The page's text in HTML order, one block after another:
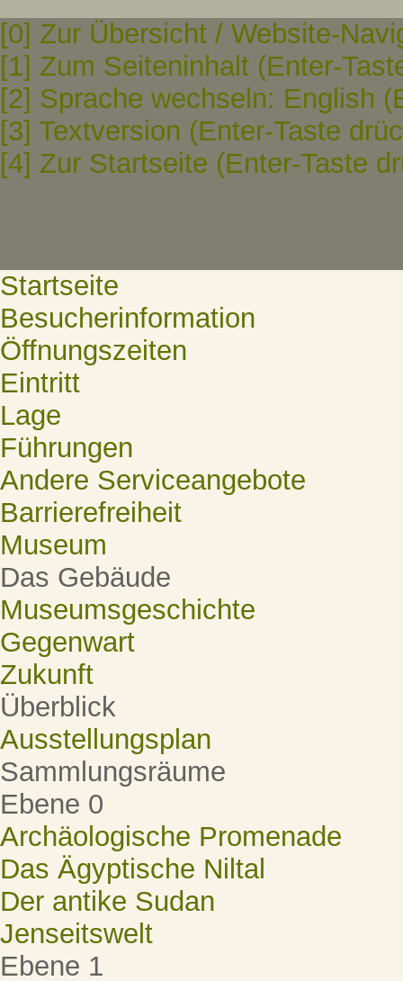
[0] Zur Übersicht / Website-
[1] Zum Seiteninhalt (Enter-
[2] Sprache wechseln: English
[3] Textversion (Enter-Taste
[4] Zur Startseite (Enter-Taste
Startseite
Besucherinformation
Öffnungszeiten
Eintritt
Lage
Führungen
Andere Serviceangebote
Barrierefreiheit
Museum
Das Gebäude
Museumsgeschichte
Gegenwart
Zukunft
Überblick
Ausstellungsplan
Sammlungsräume
Ebene 0
Archäologische Promenade
Das Ägyptische Niltal
Der antike Sudan
Jenseitswelt
Ebene 1